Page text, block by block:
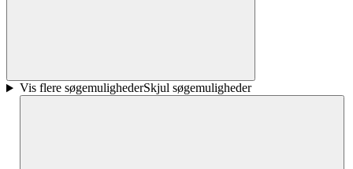
Vis flere søgemulighederSkjul søgemuligheder